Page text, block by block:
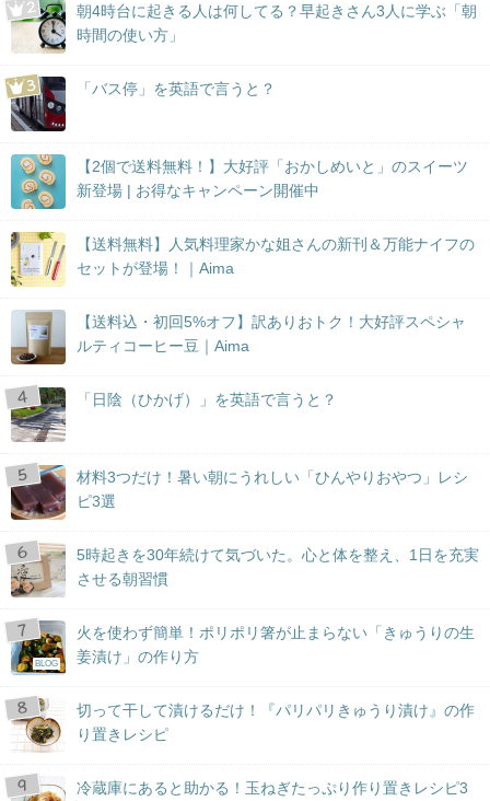
朝4時台に起きる人は何してる？早起きさん3人に学ぶ「朝
時間の使い方」
「バス停」を英語で言うと？
【2個で送料無料！】大好評「おかしめいと」のスイーツ
新登場 | お得なキャンペーン開催中
【送料無料】人気料理家かな姐さんの新刊＆万能ナイフの
セットが登場！｜Aima
【送料込・初回5%オフ】訳ありおトク！大好評スペシャ
ルティコーヒー豆｜Aima
「日陰（ひかげ）」を英語で言うと？
材料3つだけ！暑い朝にうれしい「ひんやりおやつ」レシ
ピ3選
5時起きを30年続けて気づいた。心と体を整え、1日を充実
させる朝習慣
BLOG
火を使わず簡単！ポリポリ箸が止まらない「きゅうりの生
姜漬け」の作り方
切って干して漬けるだけ！『パリパリきゅうり漬け』の作
り置きレシピ
冷蔵庫にあると助かる！玉ねぎたっぷり作り置きレシピ3